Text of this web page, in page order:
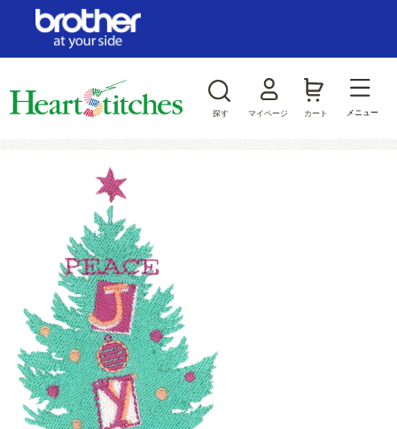
探す マイページ カート メニュー
ログイン/新規会員登録
ジャンルから探す